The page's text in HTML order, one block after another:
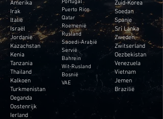
Amerika
Irak
Italië
Israël
Jordanië
Kazachstan
Kenia
Tanzania
Thailand
Kalkoen
Turkmenistan
Oeganda
Oostenrijk
Ierland
Puerto Rico
Qatar
Roemenië
Rusland
Saoedi-Arabië
Servië
Bahrein
Wit-Rusland
Bosnië
VAE
Zuid-Korea
Soedan
Spanje
Sri Lanka
Zweden
Zwitserland
Oezbekistan
Venezuela
Vietnam
Jemen
Brazilië